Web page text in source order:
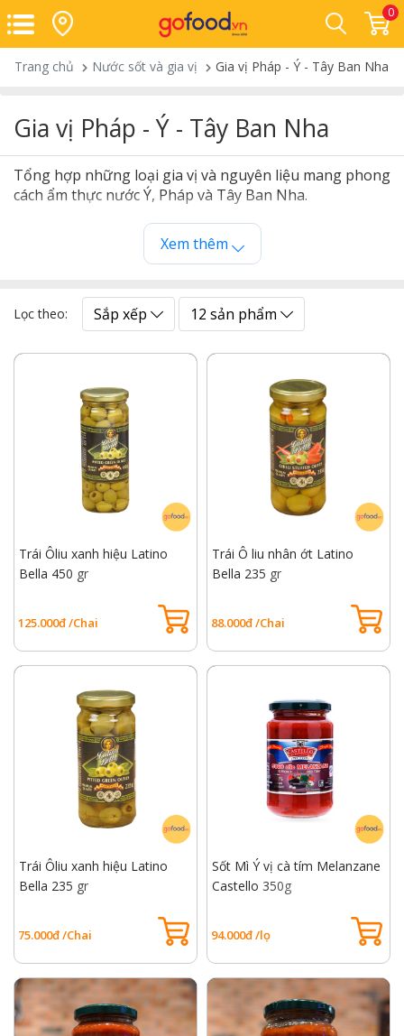
0
Trang chủ Nước sốt và gia vị Gia vị Pháp - Ý - Tây Ban Nha
Gia vị Pháp - Ý - Tây Ban Nha
Tổng hợp những loại gia vị và nguyên liệu mang phong
cách ẩm thực nước Ý, Pháp và Tây Ban Nha.
Xem thêm
Lọc theo: Sắp xếp 12 sản phẩm
Trái Ôliu xanh hiệu Latino
Bella 450 gr
125.000đ /Chai
Trái Ô liu nhân ớt Latino
Bella 235 gr
88.000đ /Chai
Trái Ôliu xanh hiệu Latino
Bella 235 gr
75.000đ /Chai
Sốt Mì Ý vị cà tím Melanzane
Castello 350g
94.000đ /lọ